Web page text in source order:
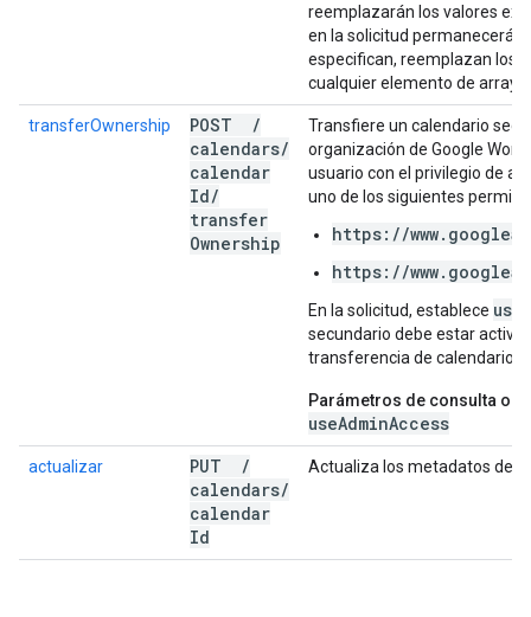
reemplazarán los valores
en la solicitud permanecerán
especifican, reemplazan los
cualquier elemento de array
transferOwnership POST
/
calendars/
calendar
Id/
transfer
Ownership
Transfiere un calendario
organización de Google
usuario con el privilegio de
uno de los siguientes
https://
https://
En la solicitud, establece use
secundario debe estar
transferencia de calendarios
Parámetros de consulta
useAdminAccess
actualizar PUT
/
calendars/
calendar
Id
Actualiza los metadatos de